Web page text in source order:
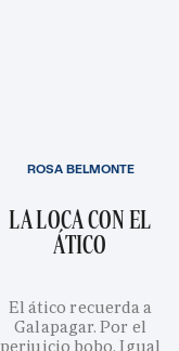
LA LOCA CON EL
ÁTICO
El ático recuerda a
Galapagar. Por el
perjuicio bobo. Igual
ROSA BELMONTE